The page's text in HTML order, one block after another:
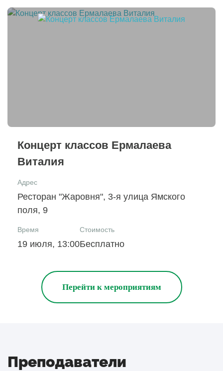
Концерт классов Ермалаева
Виталия
Адрес
Ресторан "Жаровня", 3-я улица Ямского
поля, 9
Время
19 июля, 13:00
Стоимость
Бесплатно
Перейти к мероприятиям
Преподаватели